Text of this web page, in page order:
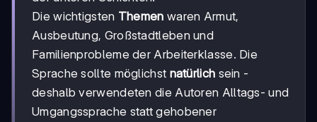
Die wichtigsten Themen waren Armut,
Ausbeutung, Großstadtleben und
Familienprobleme der Arbeiterklasse. Die
Sprache sollte möglichst natürlich sein -
deshalb verwendeten die Autoren Alltags- und
Umgangssprache statt gehobener